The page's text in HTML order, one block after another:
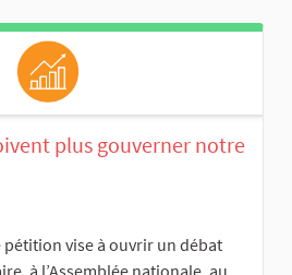
plus gouverner notre
pétition vise à ouvrir un débat
à l’Assemblée nationale, au